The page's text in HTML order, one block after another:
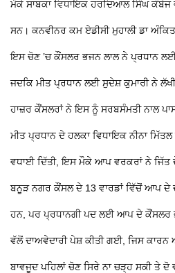
ਮੌਕੇ ਸਾਬਕਾ ਵਿਧਾਇਕ ਹਰਦਿਆਲ ਸਿੰਘ
ਸਨ। ਕਨਵੀਨਰ ਕਮ ਏਡੀਸੀ ਮੁਹਾਲੀ ਡਾ
ਇਸ ਚੋਣ ’ਚ ਕੌਂਸਲਰ ਭਜਨ ਲਾਲ ਨੇ ਪ੍ਰਧਾਨ ਲਈ
ਜਦਕਿ ਮੀਤ ਪ੍ਰਧਾਨ ਲਈ ਸੁਦੇਸ਼ ਕੁਮਾਰੀ ਨੇ
ਹਾਜ਼ਰ ਕੌਂਸਲਰਾਂ ਨੇ ਇਸ ਨੂੰ ਸਰਬਸੰਮਤੀ ਨਾਲ
ਮੀਤ ਪ੍ਰਧਾਨ ਦੇ ਹਲਕਾ ਵਿਧਾਇਕ ਨੀਨਾ
ਵਧਾਈ ਦਿੱਤੀ, ਇਸ ਮੌਕੇ ਆਪ ਵਰਕਰਾਂ ਨੇ ਜਿੱਤ
ਬਨੂੜ ਨਗਰ ਕੌਂਸਲ ਦੇ 13 ਵਾਰਡਾਂ ਵਿੱਚੋਂ ਆਪ ਦੇ
ਹਨ, ਪਰ ਪ੍ਰਧਾਨਗੀ ਪਦ ਲਈ ਆਪ ਦੇ ਕੌਂਸਲਰ
ਵੱਲੋਂ ਦਾਅਵੇਦਾਰੀ ਪੇਸ਼ ਕੀਤੀ ਗਈ, ਜਿਸ
ਬਾਵਜੂਦ ਪਹਿਲਾਂ ਚੋਣ ਸਿਰੇ ਨਾ ਚੜ੍ਹ ਸਕੀ ਤੇ